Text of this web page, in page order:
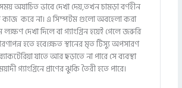
অযাচিত ভাবে দেখা দেয়,তখন চামড়া বর্ণহীন
কাজ করে না। এ সিম্পটম গুলো অবহেলা করা
দেখা দিলে বা গ্যাংগ্রিন হয়েই গেলে জরুরি
হতে হবে।ক্ষত স্থানের মৃত টিস্যু অপসারণ
যাতে আর ছড়াতে না পারে সে ব্যবস্থা
গ্যাংগ্রিনে প্রাণের ঝুকি তৈরী হতে পারে।